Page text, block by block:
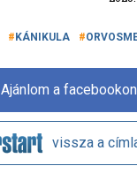
KÁNIKULA
Ajánlom a facebookon
vissza a